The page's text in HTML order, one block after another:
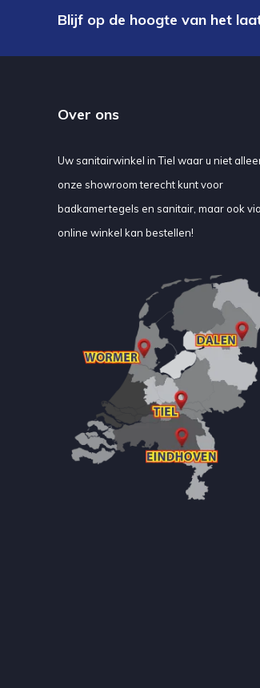
Blijf op de hoogte van het
Over ons
Uw sanitairwinkel in Tiel waar u niet
onze showroom terecht kunt voor
badkamertegels en sanitair, maar ook
online winkel kan bestellen!